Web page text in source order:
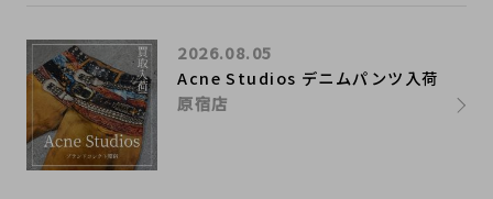
Acne Studios デニムパンツ入荷
2026.08.05
原宿店